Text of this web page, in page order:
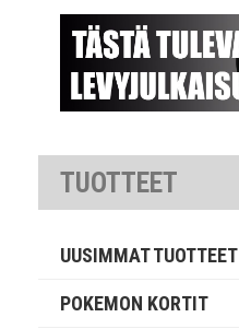
TUOTTEET
UUSIMMAT TUOTTEET
POKEMON KORTIT